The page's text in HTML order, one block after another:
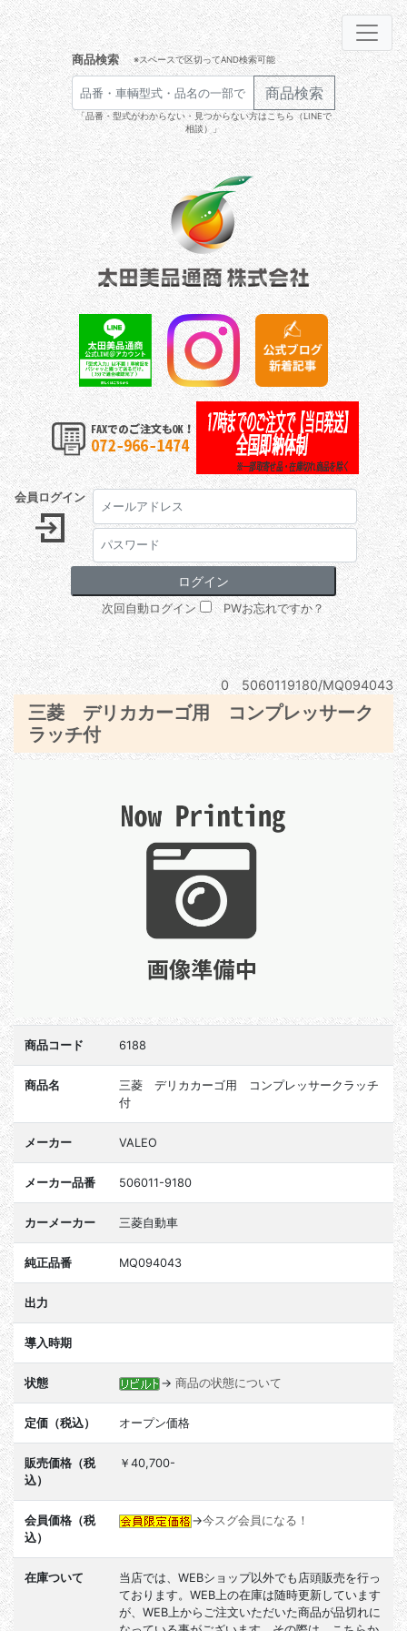
商品検索 ※スペースで区切ってAND検索可能
商品検索
「品番・型式がわからない・見つからない方はこちら（LINEで
相談）」
会員ログイン
次回自動ログイン PWお忘れですか？
0 5060119180/MQ094043
三菱 デリカカーゴ用 コンプレッサーク
ラッチ付
商品コード 6188
商品名
三菱 デリカカーゴ用 コンプレッサークラッチ
付
メーカー VALEO
メーカー品番 506011-9180
カーメーカー 三菱自動車
純正品番 MQ094043
出力
導入時期
状態 → 商品の状態について
定価（税込） オープン価格
販売価格（税
込）
￥40,700-
会員価格（税
込）
→今スグ会員になる！
在庫ついて
当店では、WEBショップ以外でも店頭販売を行っ
ております。WEB上の在庫は随時更新しています
が、WEB上からご注文いただいた商品が品切れに